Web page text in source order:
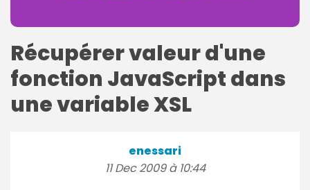
Récupérer valeur d'une
fonction JavaScript dans
une variable XSL
enessari
11 Dec 2009 à 10:44